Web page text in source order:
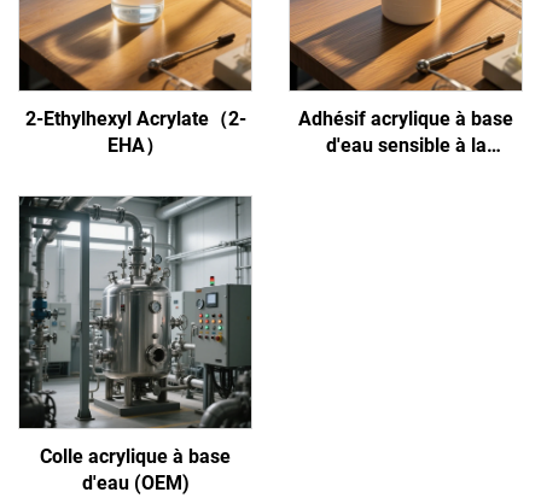
2-Ethylhexyl Acrylate（2-
EHA）
Adhésif acrylique à base
d'eau sensible à la
Colle acrylique à base
d'eau (OEM)